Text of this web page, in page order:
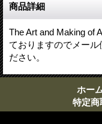
商品詳細
The Art and Making of
ておりますのでメール
ださい。
ホー
特定商